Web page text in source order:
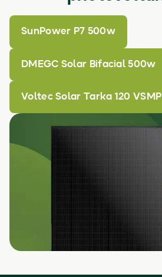
SunPower P7 500w
DMEGC Solar Bifacial 500w
Voltec Solar Tarka 120 VSMP